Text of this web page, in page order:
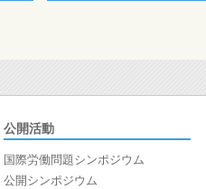
公開活動
国際労働問題シンポジウム
公開シンポジウム